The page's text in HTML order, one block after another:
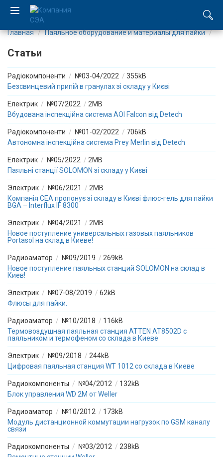
Компания
Каталог
Производство
Услуги
Новости
Вакансии
Вход/
авторизация
Производители
Контакты
Доставка
Тех.
поддержка
Блог
Главная Паяльное оборудование и материалы для пайки
Статьи
Радіокомпоненти / №03-04/2022 / 355kB
Безсвинцевий припій в гранулах зі складу у Києві
Електрик / №07/2022 / 2MB
Вбудована інспекційна система AOI Falcon від Detech
Радіокомпоненти / №01-02/2022 / 706kB
Автономна інспекційна система Prey Merlin від Detech
Електрик / №05/2022 / 2MB
Паяльні станції SOLOMON зі складу у Києві
Электрик / №06/2021 / 2MB
Компанія СЕА пропонує зі складу в Києві флюс-гель для пайки
BGA – Interflux IF 8300
Электрик / №04/2021 / 2MB
Новое поступление универсальных газовых паяльников
Portasol на склад в Киеве!
Радиоаматор / №09/2019 / 269kB
Новое поступление паяльных станций SOLOMON на склад в
Киев!
Электрик / №07-08/2019 / 62kB
Флюсы для пайки.
Радиоаматор / №10/2018 / 116kB
Термовоздушная паяльная станция ATTEN AT8502D с
паяльником и термофеном со склада в Киеве
Электрик / №09/2018 / 244kB
Цифровая паяльная станция WT 1012 со склада в Киеве
Радиокомпоненты / №04/2012 / 132kB
Блок управления WD 2M от Weller
Радиоаматор / №10/2012 / 173kB
Модуль дистанционной коммутации нагрузок по GSM каналу
связи
Радиокомпоненты / №03/2012 / 238kB